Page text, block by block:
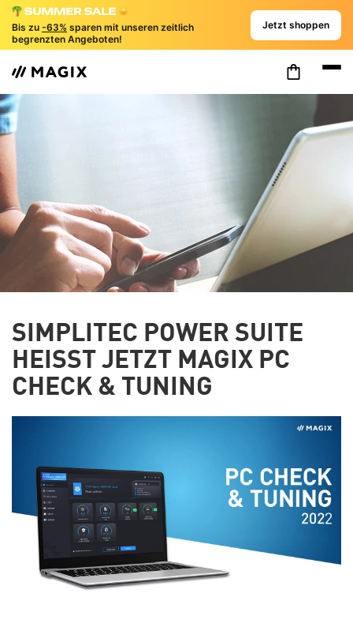
Bis zu -63% sparen mit unseren zeitlich
begrenzten Angeboten!
Jetzt shoppen
SIMPLITEC POWER SUITE
HEISST JETZT MAGIX PC C
HECK & TUNING